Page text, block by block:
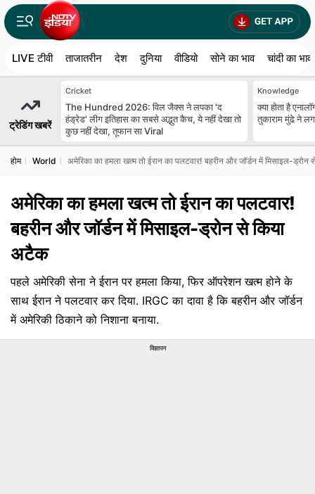
LIVE टीवी ताजातरीन देश दुनिया वीडियो सोने का भाव चांदी का भाव
ट्रेडिंग खबरें
Cricket
The Hundred 2026: विल जैक्स ने लपका 'द
हंड्रेड' लीग इतिहास का सबसे अद्भुत कैच, ये नहीं देखा तो
कुछ नहीं देखा, तूफान सा Viral
Knowledge
क्या होता है
तुकाराम मुंढे ने
होम World अमेरिका का हमला खत्म तो ईरान का पलटवार! बहरीन और जॉर्डन में मिसाइल-
अमेरिका का हमला खत्म तो ईरान का पलटवार!
बहरीन और जॉर्डन में मिसाइल-ड्रोन से किया
अटैक
पहले अमेरिकी सेना ने ईरान पर हमला किया, फिर ऑपरेशन खत्म होने के
साथ ईरान ने पलटवार कर दिया. IRGC का दावा है कि बहरीन और जॉर्डन
में अमेरिकी ठिकाने को निशाना बनाया.
विज्ञापन